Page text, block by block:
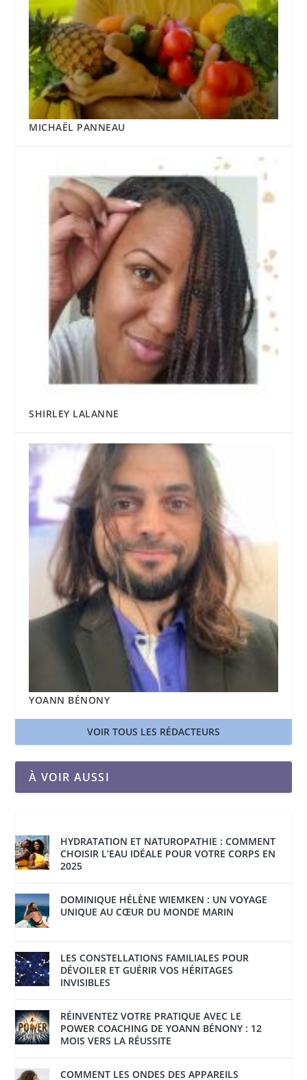
MICHAËL PANNEAU
SHIRLEY LALANNE
YOANN BÉNONY
VOIR TOUS LES RÉDACTEURS
À VOIR AUSSI
HYDRATATION ET NATUROPATHIE : COMMENT
CHOISIR L’EAU IDÉALE POUR VOTRE CORPS EN
2025
DOMINIQUE HÉLÈNE WIEMKEN : UN VOYAGE
UNIQUE AU CŒUR DU MONDE MARIN
LES CONSTELLATIONS FAMILIALES POUR
DÉVOILER ET GUÉRIR VOS HÉRITAGES
INVISIBLES
RÉINVENTEZ VOTRE PRATIQUE AVEC LE
POWER COACHING DE YOANN BÉNONY : 12
MOIS VERS LA RÉUSSITE
COMMENT LES ONDES DES APPAREILS